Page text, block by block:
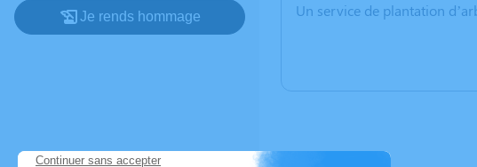
Je rends hommage Un service de plantation